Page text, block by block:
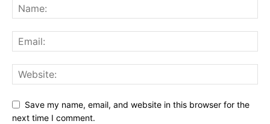
Save my name, email, and website in this browser for the
next time I comment.